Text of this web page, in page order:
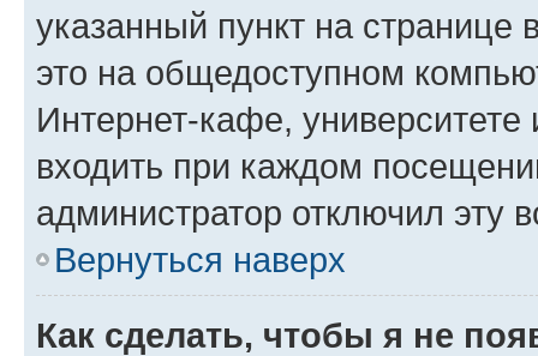
указанный пункт на
это на общедоступном
Интернет-кафе, университете
входить при каждом
администратор отключил эту
Вернуться наверх
Как сделать, чтобы я не